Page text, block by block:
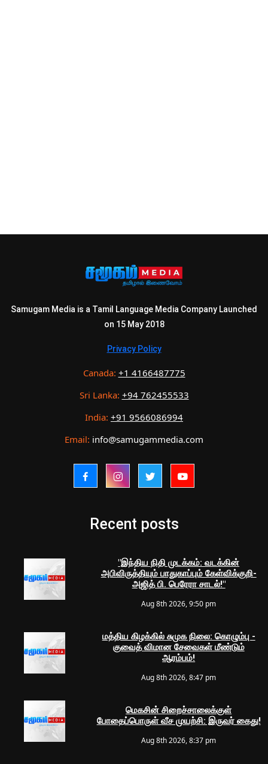
Samugam Media is a Tamil Language Media Company Launched
on 15 May 2018
Privacy Policy
Canada: +1 4166487775
Sri Lanka: +94 762455533
India: +91 9566086994
Email: info@samugammedia.com
Recent posts
"இந்திய நிதி முடக்கம்: வடக்கின்
அபிவிருத்தியும் பாதுகாப்பும் கேள்விக்குறி-
அஜித் பி. பெரேரா சாடல்!"
Aug 8th 2026, 9:50 pm
மத்திய கிழக்கில் சுமுக நிலை: கொழும்பு -
குவைத் விமான சேவைகள் மீண்டும்
ஆரம்பம்!
Aug 8th 2026, 8:47 pm
மெகசின் சிறைச்சாலைக்குள்
போதைப்பொருள் வீச முயற்சி: இருவர் கைது!
Aug 8th 2026, 8:37 pm